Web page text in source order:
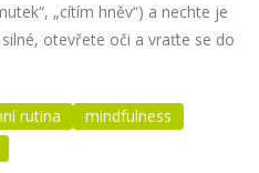
„cítím hněv“) a nechte je
otevřete oči a vraťte se do
rutina
mindfulness